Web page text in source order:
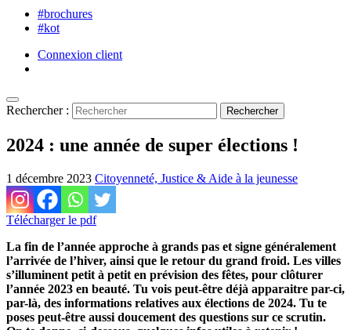
#brochures
#kot
Connexion client
Rechercher :
2024 : une année de super élections !
1 décembre 2023 Citoyenneté, Justice & Aide à la jeunesse
Télécharger le pdf
La fin de l’année approche à grands pas et signe généralement
l’arrivée de l’hiver, ainsi que le retour du grand froid. Les villes
s’illuminent petit à petit en prévision des fêtes, pour clôturer
l’année 2023 en beauté. Tu vois peut-être déjà apparaitre par-ci,
par-là, des informations relatives aux élections de 2024. Tu te
poses peut-être aussi doucement des questions sur ce scrutin.